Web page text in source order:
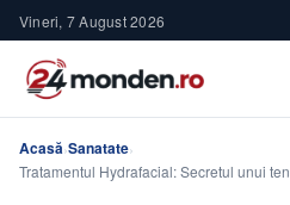
Vineri, 7 August 2026
Acasă›Sanatate›
Tratamentul Hydrafacial: Secretul unui